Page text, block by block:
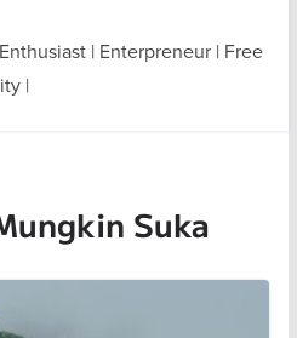
| Enterpreneur | Free
|
Suka